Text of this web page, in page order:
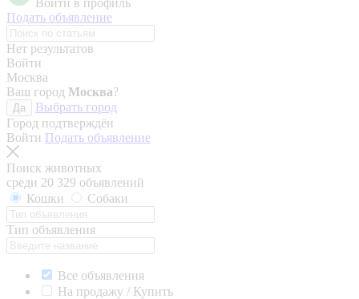
Войти в профиль
Подать объявление
Нет результатов
Войти
Москва
Ваш город Москва?
Да
Выбрать город
Город подтверждён
Войти Подать объявление
Поиск животных
среди 20 329 объявлений
Кошки
Собаки
Тип объявления
Все объявления
На продажу / Купить